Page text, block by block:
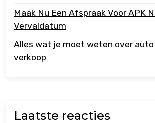
Maak Nu Een Afspraak Voor APK
Vervaldatum
Alles wat je moet weten over
verkoop
Laatste reacties